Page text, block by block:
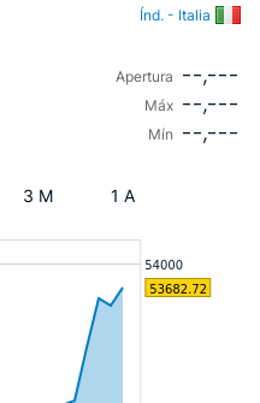
Índ. - Italia
Apertura --,---
Máx --,---
Mín --,---
3 M 1 A